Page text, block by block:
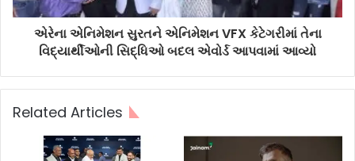
એરેના એનિમેશન સુરતને એનિમેશન VFX કેટેગરીમાં તેના
વિદ્યાર્થીઓની સિદ્ધિઓ બદલ એવોર્ડ આપવામાં આવ્યો
Related Articles